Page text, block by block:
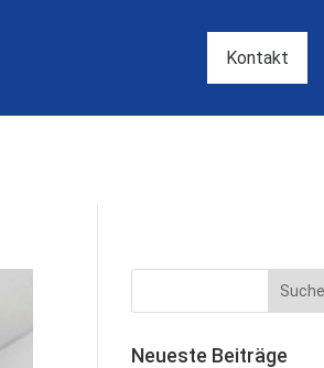
Kontakt
Neueste Beiträge